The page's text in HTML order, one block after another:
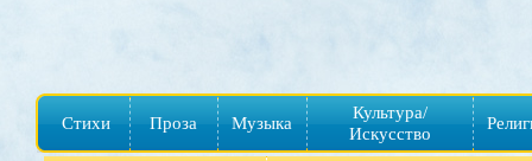
Стихи Проза Музыка
Культура/
Искусство